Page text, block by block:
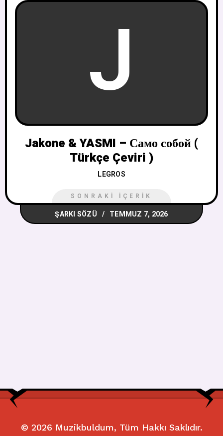
J
Jakone & YASMI – Само собой (
Türkçe Çeviri )
LEGROS
SONRAKI İÇERIK
ŞARKI SÖZÜ TEMMUZ 7, 2026
© 2026 Muzikbuldum, Tüm Hakkı Saklıdır.